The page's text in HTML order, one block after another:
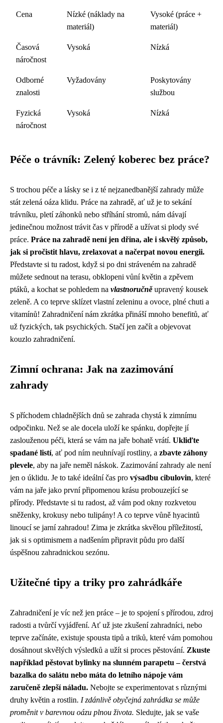
Cena
Nízké (náklady na
materiál)
Vysoké (práce +
materiál)
Časová
náročnost
Vysoká Nízká
Odborné
znalosti
Vyžadovány
Poskytovány
službou
Fyzická
náročnost
Vysoká Nízká
Péče o trávník: Zelený koberec bez práce?
S trochou péče a lásky se i z té nejzanedbanější zahrady může
stát zelená oáza klidu. Práce na zahradě, ať už je to sekání
trávníku, pletí záhonků nebo stříhání stromů, nám dávají
jedinečnou možnost trávit čas v přírodě a užívat si plody své
práce. Práce na zahradě není jen dřina, ale i skvělý způsob,
jak si pročistit hlavu, zrelaxovat a načerpat novou energii.
Představte si tu radost, když si po dni stráveném na zahradě
můžete sednout na terasu, obklopeni vůní květin a zpěvem
ptáků, a kochat se pohledem na vlastnoručněupravený kousek
zeleně. A co teprve sklízet vlastní zeleninu a ovoce, plné chuti a
vitamínů! Zahradničení nám zkrátka přináší mnoho benefitů, ať
už fyzických, tak psychických. Stačí jen začít a objevovat
kouzlo zahradničení.
Zimní ochrana: Jak na zazimování
zahrady
S příchodem chladnějších dnů se zahrada chystá k zimnímu
odpočinku. Než se ale docela uloží ke spánku, dopřejte jí
zaslouženou péči, která se vám na jaře bohatě vrátí. Ukliďte
spadané listí, ať pod ním neuhnívají rostliny, a zbavte záhony
plevele, aby na jaře neměl náskok. Zazimování zahrady ale není
jen o úklidu. Je to také ideální čas pro výsadbu cibulovin, které
vám na jaře jako první připomenou krásu probouzející se
přírody. Představte si tu radost, až vám pod okny rozkvetou
sněženky, krokusy nebo tulipány! A co teprve vůně hyacintů
linoucí se jarní zahradou! Zima je zkrátka skvělou příležitostí,
jak si s optimismem a nadšením připravit půdu pro další
úspěšnou zahradnickou sezónu.
Užitečné tipy a triky pro zahrádkáře
Zahradničení je víc než jen práce – je to spojení s přírodou, zdroj
radosti a tvůrčí vyjádření. Ať už jste zkušení zahradníci, nebo
teprve začínáte, existuje spousta tipů a triků, které vám pomohou
dosáhnout skvělých výsledků a užít si proces pěstování. Zkuste
například pěstovat bylinky na slunném parapetu – čerstvá
bazalka do salátu nebo máta do letního nápoje vám
zaručeně zlepší náladu. Nebojte se experimentovat s různými
druhy květin a rostlin. I zdánlivě obyčejná zahrádka se může
proměnit v barevnou oázu plnou života. Sledujte, jak se vaše